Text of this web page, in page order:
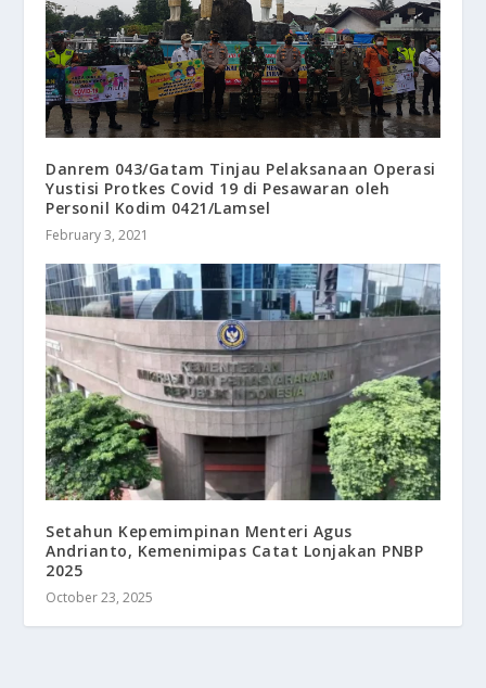
Danrem 043/Gatam Tinjau Pelaksanaan Operasi
Yustisi Protkes Covid 19 di Pesawaran oleh
Personil Kodim 0421/Lamsel
February 3, 2021
Setahun Kepemimpinan Menteri Agus
Andrianto, Kemenimipas Catat Lonjakan PNBP
2025
October 23, 2025